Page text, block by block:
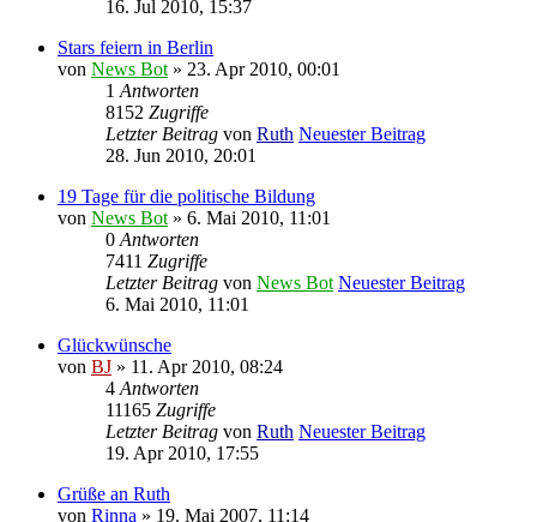
16. Jul 2010, 15:37
Stars feiern in Berlin
von News Bot » 23. Apr 2010, 00:01
1 Antworten
8152 Zugriffe
Letzter Beitrag von Ruth Neuester Beitrag
28. Jun 2010, 20:01
19 Tage für die politische Bildung
von News Bot » 6. Mai 2010, 11:01
0 Antworten
7411 Zugriffe
Letzter Beitrag von News Bot Neuester Beitrag
6. Mai 2010, 11:01
Glückwünsche
von BJ » 11. Apr 2010, 08:24
4 Antworten
11165 Zugriffe
Letzter Beitrag von Ruth Neuester Beitrag
19. Apr 2010, 17:55
Grüße an Ruth
von Rinna » 19. Mai 2007, 11:14